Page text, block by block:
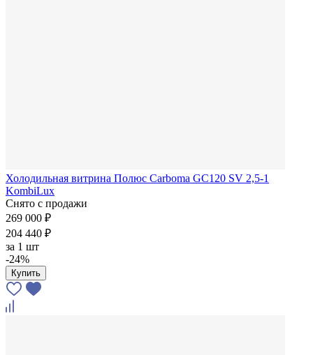
Холодильная витрина Полюс Carboma GC120 SV 2,5-1
KombiLux
Снято с продажи
269 000 ₽
204 440 ₽
за 1 шт
-24%
Купить